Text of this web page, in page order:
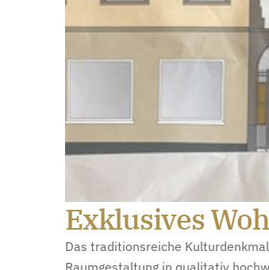
Exklusives
Das traditionsreiche
Raumgestaltung in qualitativ